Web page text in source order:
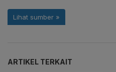
ARTIKEL TERKAIT